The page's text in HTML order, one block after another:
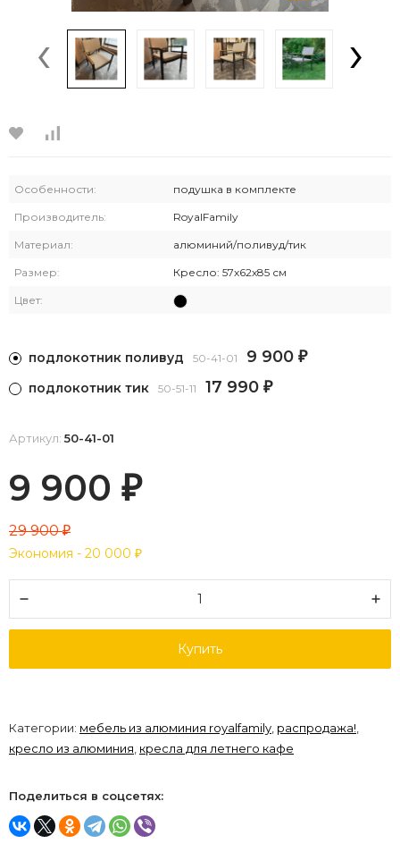
‹ ›
Особенности: подушка в комплекте
Производитель: RoyalFamily
Материал: алюминий/поливуд/тик
Размер: Кресло: 57х62х85 см
Цвет:
подлокотник поливуд 50-41-01 9 900 ₽
подлокотник тик 50-51-11 17 990 ₽
Артикул: 50-41-01
9 900 ₽
29 900₽
Экономия - 20 000 ₽
Купить
Категории: мебель из алюминия royalfamily, распродажа!,
кресло из алюминия, кресла для летнего кафе
Поделиться в соцсетях: